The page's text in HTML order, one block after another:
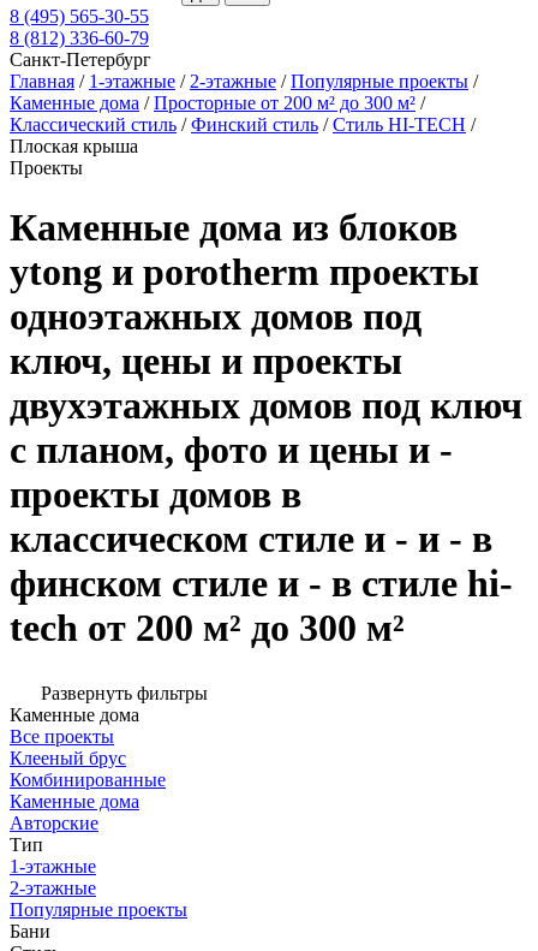
8 (495) 565-30-55
8 (812) 336-60-79
Санкт-Петербург
Главная / 1-этажные / 2-этажные /Популярные проекты /
Каменные дома /Просторные от 200 м² до 300 м² /
Классический стиль /Финский стиль /Стиль HI-TECH /
Плоская крыша
Проекты
Каменные дома из блоков
ytong и porotherm проекты
одноэтажных домов под
ключ, цены и проекты
двухэтажных домов под ключ
с планом, фото и цены и -
проекты домов в
классическом стиле и - и - в
финском стиле и - в стиле hi-
tech от 200 м² до 300 м²
Развернуть фильтры
Каменные дома
Все проекты
Клееный брус
Комбинированные
Каменные дома
Авторские
Тип
1-этажные
2-этажные
Популярные проекты
Бани